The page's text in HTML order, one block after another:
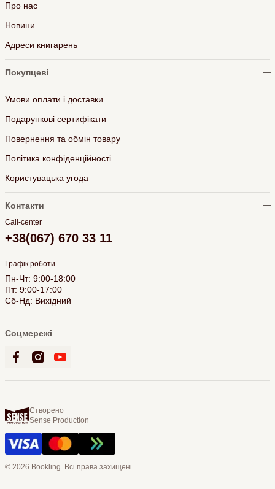
Про нас
Новини
Адреси книгарень
Покупцеві
Умови оплати і доставки
Подарункові сертифікати
Повернення та обмін товару
Політика конфіденційності
Користувацька угода
Контакти
Call-center
+38(067) 670 33 11
Графік роботи
Пн-Чт: 9:00-18:00
Пт: 9:00-17:00
Сб-Нд: Вихідний
Соцмережі
Створено
Sense Production
© 2026 Bookling. Всі права захищені